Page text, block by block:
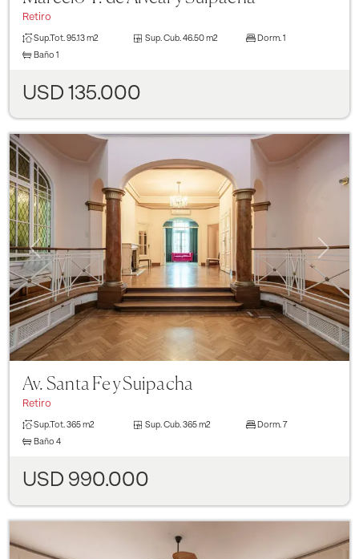
Retiro
Sup.Tot. 95.13 m2 Sup. Cub. 46.50 m2 Dorm. 1
Baño 1
USD 135.000
Previous
Av. Santa Fe y Suipacha
Retiro
Sup.Tot.365 m2 Sup. Cub. 365 m2 Dorm. 7
Baño 4
USD 990.000